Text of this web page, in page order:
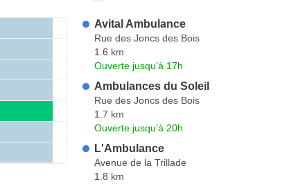
Avital Ambulance
Rue des Joncs des Bois
1.6 km
Ouverte jusqu'à 17h
Ambulances du Soleil
Rue des Joncs des Bois
1.7 km
Ouverte jusqu'à 20h
L'Ambulance
Avenue de la Trillade
1.8 km